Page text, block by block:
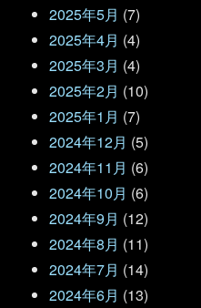
2025年5月 (7)
2025年4月 (4)
2025年3月 (4)
2025年2月 (10)
2025年1月 (7)
2024年12月 (5)
2024年11月 (6)
2024年10月 (6)
2024年9月 (12)
2024年8月 (11)
2024年7月 (14)
2024年6月 (13)